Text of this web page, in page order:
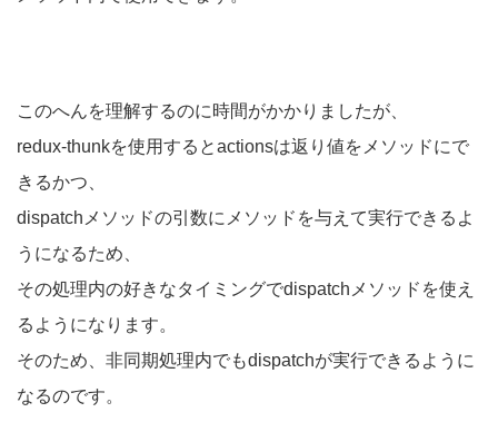
このへんを理解するのに時間がかかりましたが、
redux-thunkを使用するとactionsは返り値をメソッドにで
きるかつ、
dispatchメソッドの引数にメソッドを与えて実行できるよ
うになるため、
その処理内の好きなタイミングでdispatchメソッドを使え
るようになります。
そのため、非同期処理内でもdispatchが実行できるように
なるのです。